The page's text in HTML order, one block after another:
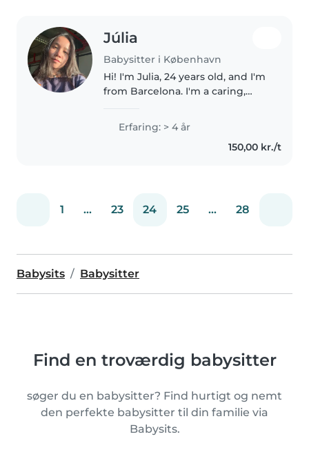
Júlia
Babysitter i København
Hi! I'm Julia, 24 years old, and I'm
from Barcelona. I'm a caring,
who loves spending time with
kids. I'd be happy to help create
a fun and safe environment..
Erfaring: > 4 år
150,00 kr./t
1 ... 23 24 25 ... 28
Babysits Babysitter
Find en troværdig babysitter
søger du en babysitter? Find hurtigt og nemt
den perfekte babysitter til din familie via
Babysits.